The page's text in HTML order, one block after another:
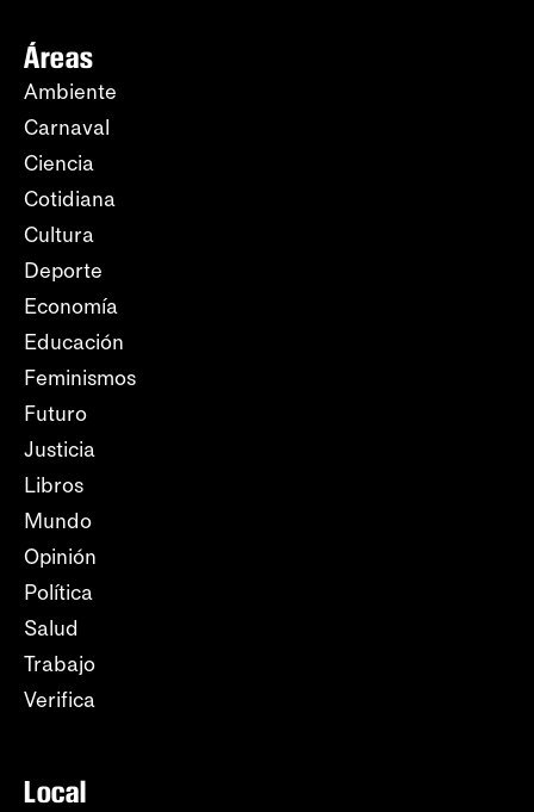
Áreas
Ambiente
Carnaval
Ciencia
Cotidiana
Cultura
Deporte
Economía
Educación
Feminismos
Futuro
Justicia
Libros
Mundo
Opinión
Política
Salud
Trabajo
Verifica
Local